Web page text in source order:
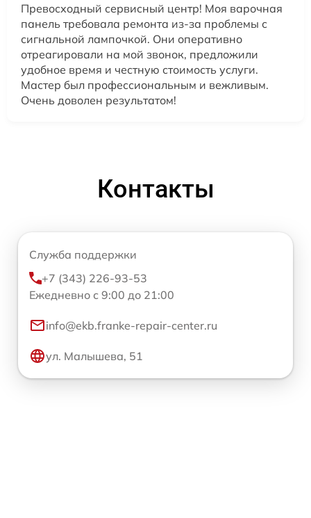
Превосходный сервисный центр! Моя варочная
панель требовала ремонта из-за проблемы с
сигнальной лампочкой. Они оперативно
отреагировали на мой звонок, предложили
удобное время и честную стоимость услуги.
Мастер был профессиональным и вежливым.
Очень доволен результатом!
Контакты
Служба поддержки
+7 (343) 226-93-53
Ежедневно с 9:00 до 21:00
info@ekb.franke-repair-center.ru
ул. Малышева, 51